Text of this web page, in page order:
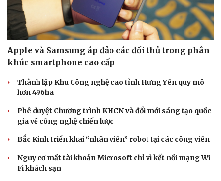
Văn hóa
Sân khấu - Điện ảnh
Văn học
Giải trí
Nghệ sĩ
Apple và Samsung áp đảo các đối thủ trong phân
khúc smartphone cao cấp
Thành lập Khu Công nghệ cao tỉnh Hưng Yên quy mô
hơn 496ha
Phê duyệt Chương trình KHCN và đổi mới sáng tạo quốc
gia về công nghệ chiến lược
Bắc Kinh triển khai “nhân viên” robot tại các công viên
Nguy cơ mất tài khoản Microsoft chỉ vì kết nối mạng Wi-
Fi khách sạn